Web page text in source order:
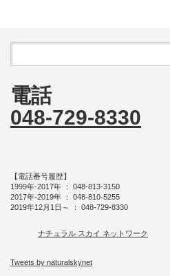
電話
048-729-8330
【電話番号履歴】
1999年-2017年 ： 048-813-3150
2017年-2019年 ： 048-810-5255
2019年12月1日～ ： 048-729-8330
ナチュラル スカイ ネットワーク
Tweets by naturalskynet